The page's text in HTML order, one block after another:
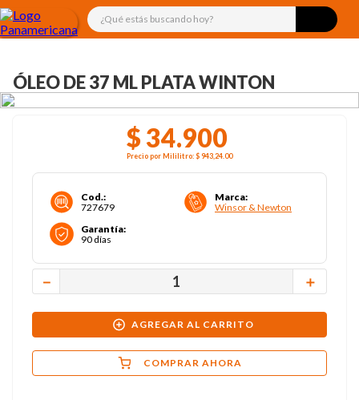
¿Qué estás buscando hoy?
ÓLEO DE 37 ML PLATA WINTON
$ 34.900
Precio porMililitro:$ 943,24.00
Cod.:
727679
Marca:
Winsor & Newton
Garantía:
90 días
＋
－
AGREGAR AL CARRITO
COMPRAR AHORA